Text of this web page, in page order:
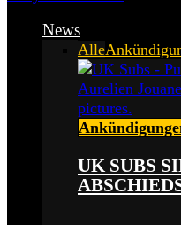
News
Alle
UK SUBS